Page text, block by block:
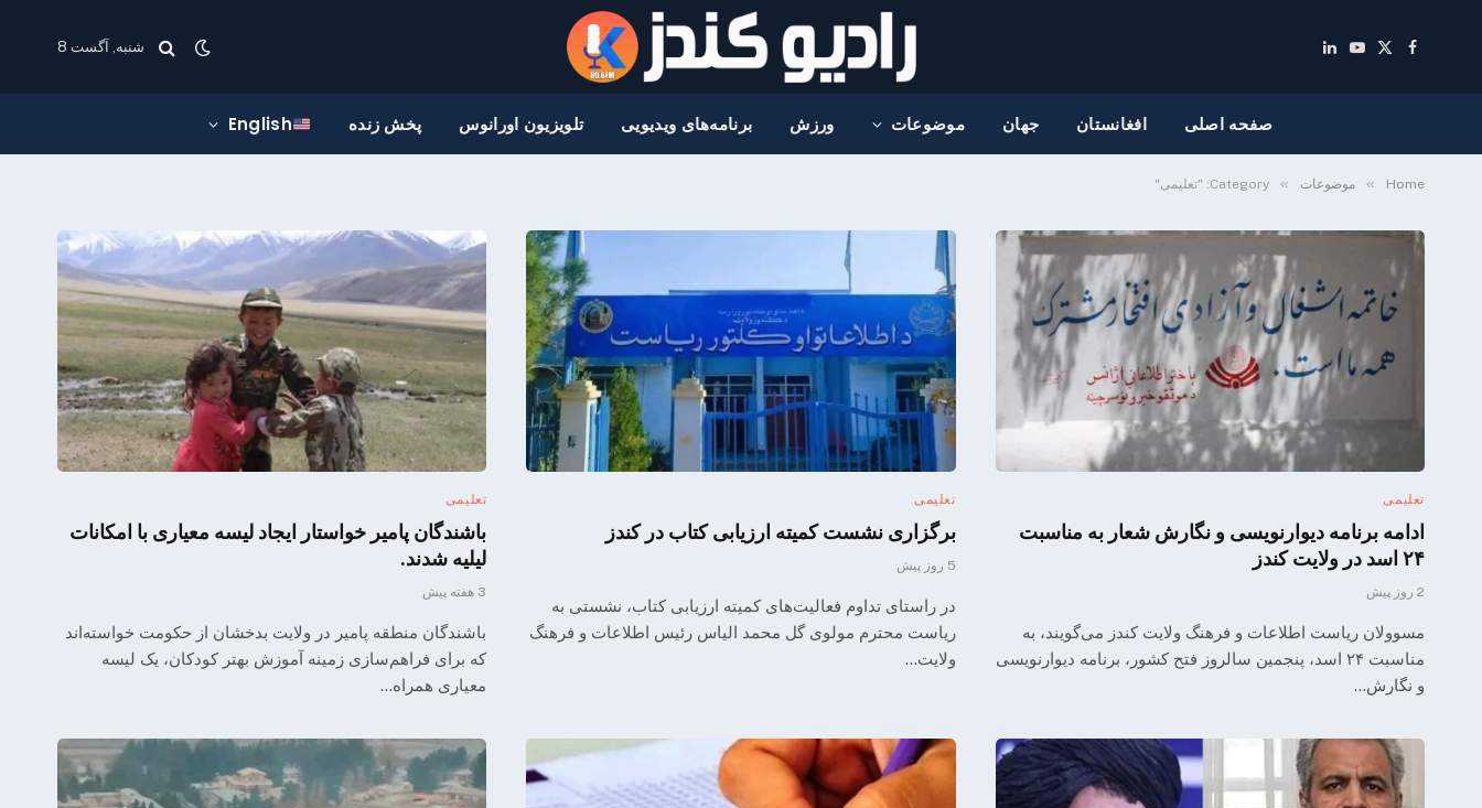
Facebook
X
YouTube
LinkedIn
شنبه, آگست 8
صفحه اصلی افغانستان جهان موضوعات ورزش برنامه‌های ویدیویی تلویزیون اورانوس پخش زنده English
Home
» موضوعات » Category: "تعلیمی"
تعلیمی
ادامه برنامه دیوارنویسی و نگارش شعار به مناسبت
۲۴ اسد در ولایت کندز
2 روز پیش
مسوولان ریاست اطلاعات و فرهنگ ولایت کندز می‌گویند، به
مناسبت ۲۴ اسد، پنجمین سالروز فتح کشور، برنامه دیوارنویسی
و نگارش…
تعلیمی
برگزاری نشست کمیته ارزیابی کتاب در کندز
5 روز پیش
در راستای تداوم فعالیت‌های کمیته ارزیابی کتاب، نشستی به
ریاست محترم مولوی گل محمد الیاس رئیس اطلاعات و فرهنگ
ولایت…
تعلیمی
باشندگان پامیر خواستار ایجاد لیسه معیاری با امکانات
لیلیه شدند.
3 هفته پیش
باشندگان منطقه پامیر در ولایت بدخشان از حکومت خواسته‌اند
که برای فراهم‌سازی زمینه آموزش بهتر کودکان، یک لیسه
معیاری همراه…